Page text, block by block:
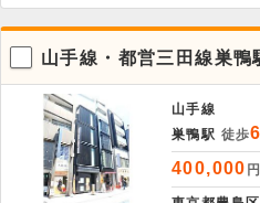
山手線・都営三田線巣
街沿い3階。カフェ居抜
山手線
巣鴨駅 徒歩6
400,000